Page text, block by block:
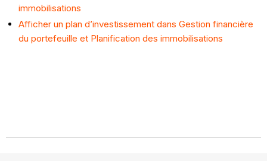
immobilisations
Afficher un plan d’investissement dans Gestion financière
du portefeuille et Planification des immobilisations